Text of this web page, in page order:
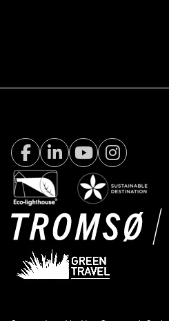
Facebook Visit
LinkedIn
Youtube